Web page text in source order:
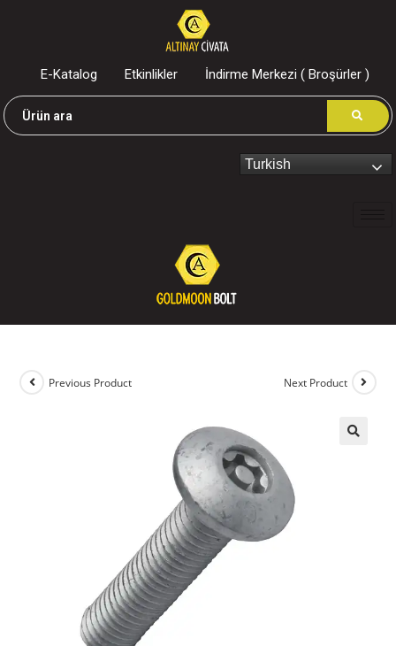
E-Katalog Etkinlikler İndirme Merkezi ( Broşürler )
Turkish
Previous Product Next Product